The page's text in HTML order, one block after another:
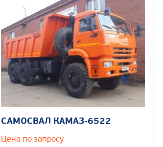
САМОСВАЛ КАМАЗ-6522
Цена по запросу